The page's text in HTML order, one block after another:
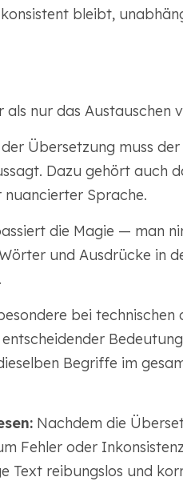
bleibt,
nur das Austauschen
Übersetzung muss
Dazu gehört auch
nuancierter Sprache.
die Magie — man
und Ausdrücke in
bei technischen
Begriffe im
Nachdem die
Fehler oder
Text reibungslos und